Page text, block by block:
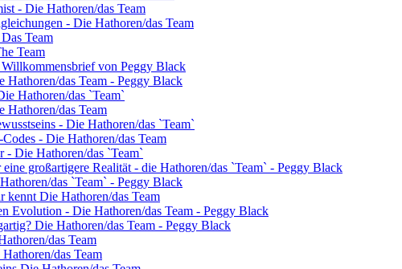
- Die Hathoren/das Team
- Die Hathoren/das Team
Team
Team
von Peggy Black
Hathoren/das Team - Peggy Black
Hathoren/das `Team`
Hathoren/das Team
- Die Hathoren/das `Team`
- Die Hathoren/das Team
- Die Hathoren/das `Team`
eine großartigere Realität - die Hathoren/das `Team` - Peggy Black
das `Team` - Peggy Black
kennt Die Hathoren/das Team
Evolution - Die Hathoren/das Team - Peggy Black
Die Hathoren/das Team - Peggy Black
das Team
das Team